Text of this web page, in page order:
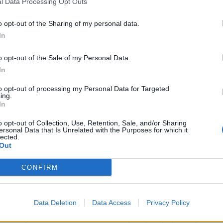
opt-out of the Sharing of my personal data.
opt-out of the Sale of my Personal Data.
opt-out of processing my Personal Data for Targeted
opt-out of Collection, Use, Retention, Sale, and/or Sharing
Data that Is Unrelated with the Purposes for which it
CONFIRM
Data Deletion Data Access Privacy Policy
poco più di 700 euro dopo circa tre mesi,
tanto, potrà comunque assicurarsi un risparmio del 13%
invece, perché i prezzi decrescano del 22%.
S22 Plus: dopo soli due mesi, si prevede un costo inferiore del
nei mesi successivi, tanto che dopo quattro mesi lo